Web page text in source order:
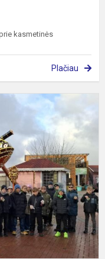
kasmetinės
Plačiau